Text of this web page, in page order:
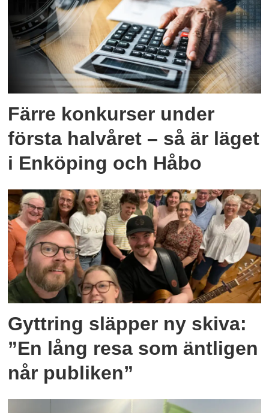
Färre konkurser under
första halvåret – så är läget
i Enköping och Håbo
Gyttring släpper ny skiva:
”En lång resa som äntligen
når publiken”